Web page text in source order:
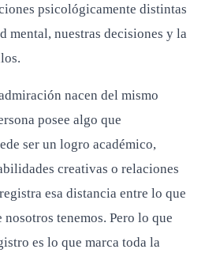
psicológicamente distintas
mental, nuestras decisiones y la
nacen del mismo
posee algo que
ser un logro académico,
creativas o relaciones
esa distancia entre lo que
tenemos. Pero lo que
es lo que marca toda la